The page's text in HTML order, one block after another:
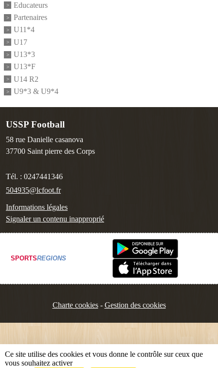
Educateurs
Partenaires
U11*4
U17
U13*3
U13*F
U14 R2
U9*3 & U9*4
USSP Football
58 rue Danielle casanova
37700 Saint pierre des Corps
Tél. : 0247441346
504935@lcfoot.fr
Informations légales
Signaler un contenu inapproprié
SPORTSREGIONS
Charte cookies Gestion des cookies
Ce site utilise des cookies et vous donne le contrôle sur ceux que
vous souhaitez activer